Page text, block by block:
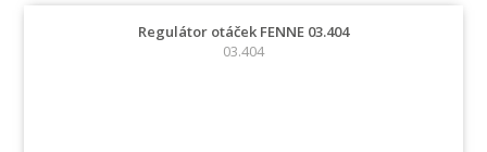
Regulátor otáček FENNE 03.404
03.404